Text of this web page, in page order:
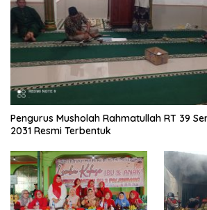
Pengurus Musholah Rahmatullah RT 39
2031 Resmi Terbentuk